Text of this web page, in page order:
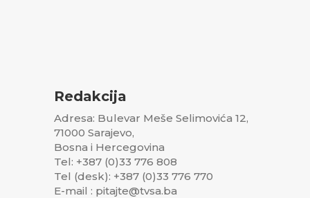
Redakcija
Adresa: Bulevar Meše Selimovića 12,
71000 Sarajevo,
Bosna i Hercegovina
Tel: +387 (0)33 776 808
Tel (desk): +387 (0)33 776 770
E-mail : pitajte@tvsa.ba